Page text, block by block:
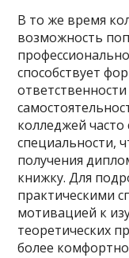
В то же время
возможность
способствует
колледжей
специальности,
получения
книжку. Для
практическими
мотивацией к
теоретических
более